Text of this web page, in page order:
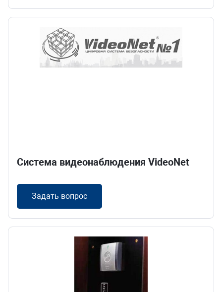
Система видеонаблюдения VideoNet
Задать вопрос